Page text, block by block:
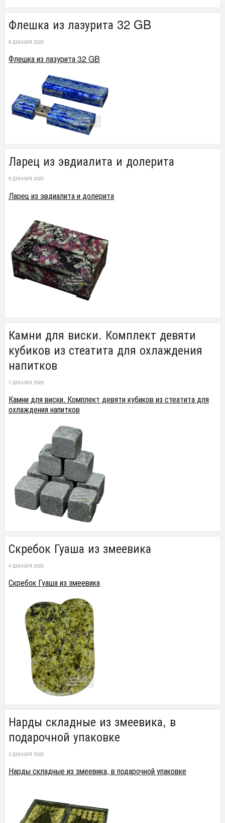
Флешка из лазурита 32 GB
9 ДЕКАБРЯ 2020
Флешка из лазурита 32 GB
Ларец из эвдиалита и долерита
8 ДЕКАБРЯ 2020
Ларец из эвдиалита и долерита
Камни для виски. Комплект девяти
кубиков из стеатита для охлаждения
напитков
7 ДЕКАБРЯ 2020
Камни для виски. Комплект девяти кубиков из стеатита для
охлаждения напитков
Скребок Гуаша из змеевика
4 ДЕКАБРЯ 2020
Скребок Гуаша из змеевика
Нарды складные из змеевика, в
подарочной упаковке
3 ДЕКАБРЯ 2020
Нарды складные из змеевика, в подарочной упаковке